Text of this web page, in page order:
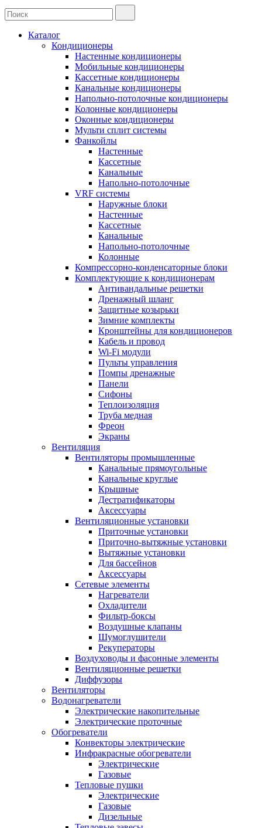
Каталог
Кондиционеры
Настенные кондиционеры
Мобильные кондиционеры
Кассетные кондиционеры
Канальные кондиционеры
Напольно-потолочные кондиционеры
Колонные кондиционеры
Оконные кондиционеры
Мульти сплит системы
Фанкойлы
Настенные
Кассетные
Канальные
Напольно-потолочные
VRF системы
Наружные блоки
Настенные
Кассетные
Канальные
Напольно-потолочные
Колонные
Компрессорно-конденсаторные блоки
Комплектующие к кондиционерам
Антивандальные решетки
Дренажный шланг
Защитные козырьки
Зимние комплекты
Кронштейны для кондиционеров
Кабель и провод
Wi-Fi модули
Пульты управления
Помпы дренажные
Панели
Сифоны
Теплоизоляция
Труба медная
Фреон
Экраны
Вентиляция
Вентиляторы промышленные
Канальные прямоугольные
Канальные круглые
Крышные
Дестратификаторы
Аксессуары
Вентиляционные установки
Приточные установки
Приточно-вытяжные установки
Вытяжные установки
Для бассейнов
Аксессуары
Сетевые элементы
Нагреватели
Охладители
Фильтр-боксы
Воздушные клапаны
Шумоглушители
Рекуператоры
Воздуховоды и фасонные элементы
Вентиляционные решетки
Диффузоры
Вентиляторы
Водонагреватели
Электрические накопительные
Электрические проточные
Обогреватели
Конвекторы электрические
Инфракрасные обогреватели
Электрические
Газовые
Тепловые пушки
Электрические
Газовые
Дизельные